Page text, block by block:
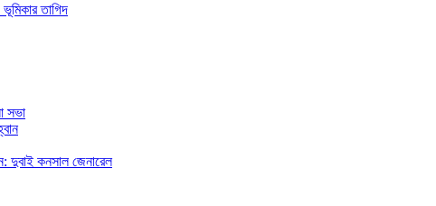
তাগিদ
সভা
দুবাই কনসাল জেনারেল